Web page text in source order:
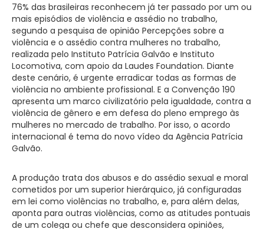
76% das brasileiras reconhecem já ter passado por um ou
mais episódios de violência e assédio no trabalho,
segundo a pesquisa de opinião Percepções sobre a
violência e o assédio contra mulheres no trabalho,
realizada pelo Instituto Patrícia Galvão e Instituto
Locomotiva, com apoio da Laudes Foundation. Diante
deste cenário, é urgente erradicar todas as formas de
violência no ambiente profissional. E a Convenção 190
apresenta um marco civilizatório pela igualdade, contra a
violência de gênero e em defesa do pleno emprego às
mulheres no mercado de trabalho. Por isso, o acordo
internacional é tema do novo vídeo da Agência Patrícia
Galvão.
A produção trata dos abusos e do assédio sexual e moral
cometidos por um superior hierárquico, já configuradas
em lei como violências no trabalho, e, para além delas,
aponta para outras violências, como as atitudes pontuais
de um colega ou chefe que desconsidera opiniões,